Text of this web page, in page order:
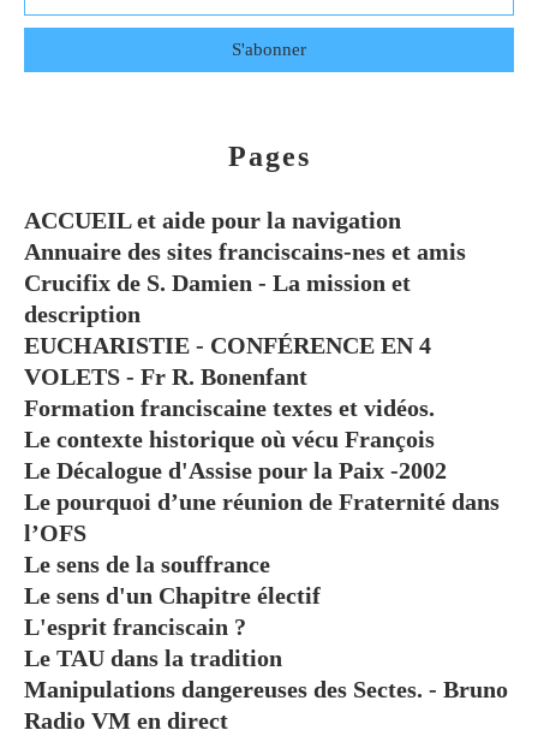
Pages
ACCUEIL et aide pour la navigation
Annuaire des sites franciscains-nes et amis
Crucifix de S. Damien - La mission et
description
EUCHARISTIE - CONFÉRENCE EN 4
VOLETS - Fr R. Bonenfant
Formation franciscaine textes et vidéos.
Le contexte historique où vécu François
Le Décalogue d'Assise pour la Paix -2002
Le pourquoi d’une réunion de Fraternité dans
l’OFS
Le sens de la souffrance
Le sens d'un Chapitre électif
L'esprit franciscain ?
Le TAU dans la tradition
Manipulations dangereuses des Sectes. - Bruno
Radio VM en direct